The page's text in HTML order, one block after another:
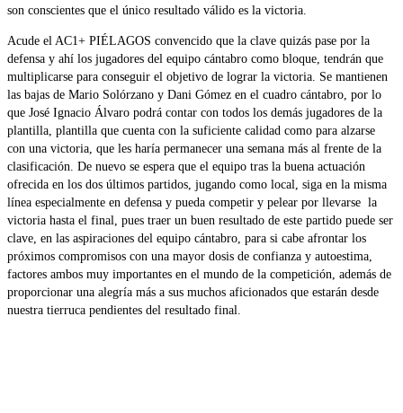
son conscientes que el único resultado válido es la victoria.
Acude el AC1+ PIÉLAGOS convencido que la clave quizás pase por la
defensa y ahí los jugadores del equipo cántabro como bloque, tendrán que
multiplicarse para conseguir el objetivo de lograr la victoria. Se mantienen
las bajas de Mario Solórzano y Dani Gómez en el cuadro cántabro, por lo
que José Ignacio Álvaro podrá contar con todos los demás jugadores de la
plantilla, plantilla que cuenta con la suficiente calidad como para alzarse
con una victoria, que les haría permanecer una semana más al frente de la
clasificación. De nuevo se espera que el equipo tras la buena actuación
ofrecida en los dos últimos partidos, jugando como local, siga en la misma
línea especialmente en defensa y pueda competir y pelear por llevarse la
victoria hasta el final, pues traer un buen resultado de este partido puede ser
clave, en las aspiraciones del equipo cántabro, para si cabe afrontar los
próximos compromisos con una mayor dosis de confianza y autoestima,
factores ambos muy importantes en el mundo de la competición, además de
proporcionar una alegría más a sus muchos aficionados que estarán desde
nuestra tierruca pendientes del resultado final.